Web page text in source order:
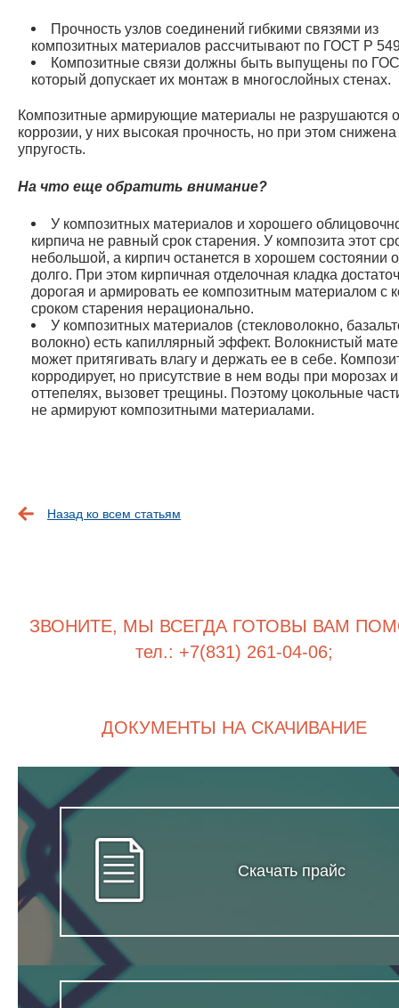
Прочность узлов соединений гибкими связями из
композитных материалов рассчитывают по ГОСТ Р
Композитные связи должны быть выпущены по
который допускает их монтаж в многослойных стенах.
Композитные армирующие материалы не разрушаются
коррозии, у них высокая прочность, но при этом снижена
упругость.
На что еще обратить внимание?
У композитных материалов и хорошего
кирпича не равный срок старения. У композита этот
небольшой, а кирпич останется в хорошем состоянии
долго. При этом кирпичная отделочная кладка
дорогая и армировать ее композитным материалом с
сроком старения нерационально.
У композитных материалов (стекловолокно,
волокно) есть капиллярный эффект. Волокнистый
может притягивать влагу и держать ее в себе.
корродирует, но присутствие в нем воды при морозах и
оттепелях, вызовет трещины. Поэтому цокольные
не армируют композитными материалами.
Назад ко всем статьям
ЗВОНИТЕ, МЫ ВСЕГДА ГОТОВЫ ВАМ
тел.: +7(831) 261-04-06;
ДОКУМЕНТЫ НА СКАЧИВАНИЕ
Скачать прайс